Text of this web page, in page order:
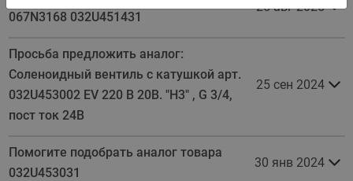
067N3168 032U451431
25 авг 2025
Просьба предложить аналог:
Соленоидный вентиль с катушкой арт.
032U453002 EV 220 B 20B. "H3" , G 3/4,
пост ток 24В
25 сен 2024
Помогите подобрать аналог товара
032U453031
30 янв 2024